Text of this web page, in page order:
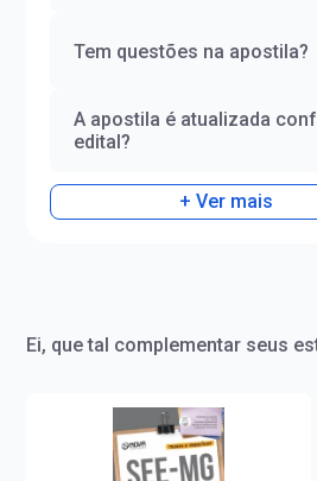
Tem questões na apostila?
A apostila é atualizada
edital?
+ Ver mais
Ei, que tal complementar seus